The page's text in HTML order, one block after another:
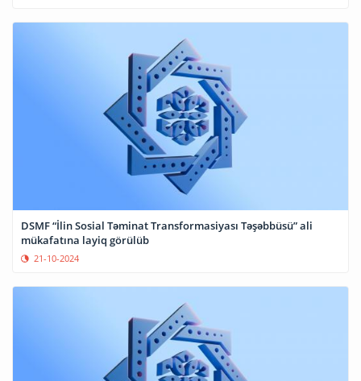
DSMF “İlin Sosial Təminat Transformasiyası Təşəbbüsü” ali
mükafatına layiq görülüb
21-10-2024